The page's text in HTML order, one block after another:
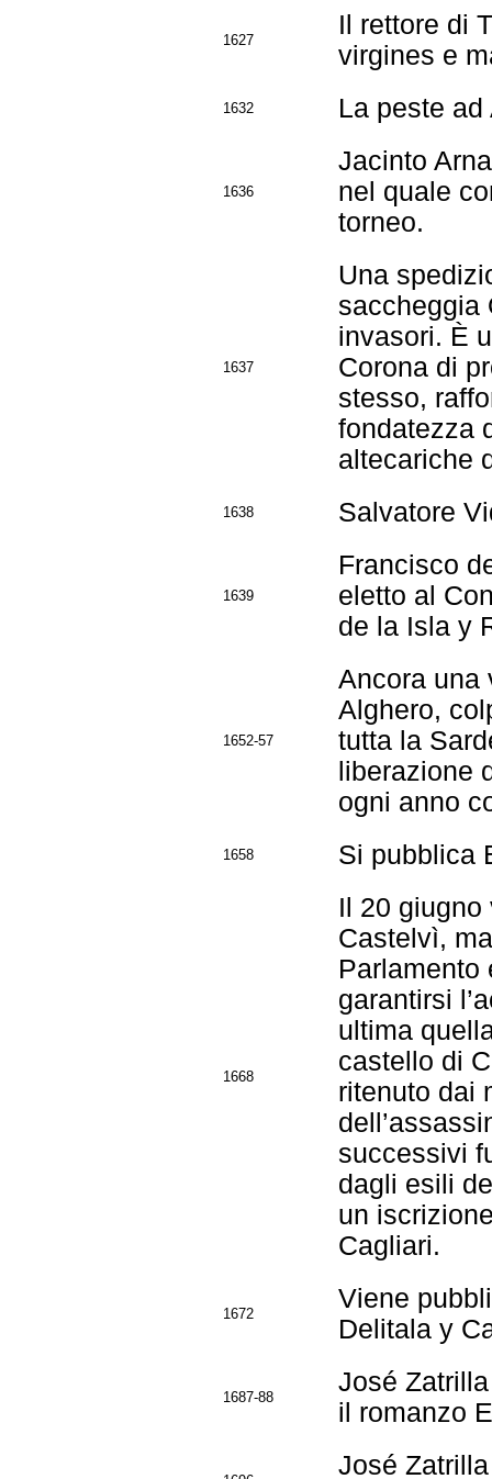
1627
Il rettore di
virgines e
1632 La peste ad
1636
Jacinto
nel quale
torneo.
1637
Una
saccheggia
invasori. È
Corona di
stesso,
fondatezza
altecariche
1638 Salvatore
1639
Francisco
eletto al
de la Isla y
1652-57
Ancora una
Alghero,
tutta la
liberazione
ogni anno
1658 Si pubblica
1668
Il 20
Castelvì,
Parlamento
garantirsi
ultima
castello di
ritenuto dai
successivi
dagli esili
un
Cagliari.
1672
Viene
Delitala y
1687-88
José
il romanzo
José